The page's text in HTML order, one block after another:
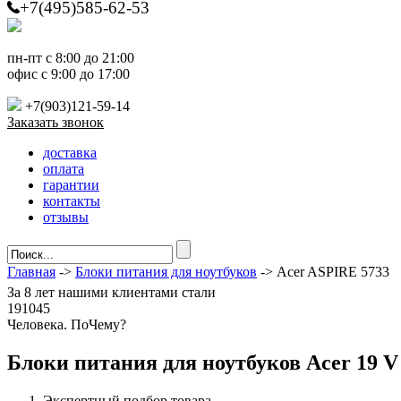
+7(495)585-62-53
пн-пт с 8:00 до 21:00
офис с 9:00 до 17:00
+7(903)121-59-14
Заказать звонок
доставка
оплата
гарантии
контакты
отзывы
Главная -> Блоки питания для ноутбуков -> Acer ASPIRE 5733
За 8 лет нашими клиентами стали
191045
Человека. ПоЧему?
Блоки питания для ноутбуков Acer 19